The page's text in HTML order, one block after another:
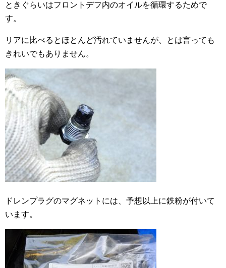
ときぐらいはフロントデフ内のオイルを循環するためで
す。
リアに比べるとほとんど汚れていませんが、とは言っても
きれいでもありません。
ドレンプラグのマグネットには、予想以上に鉄粉が付いて
います。